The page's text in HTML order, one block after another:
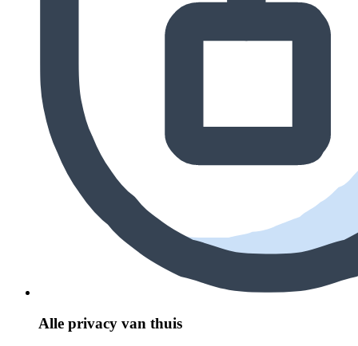
Alle privacy van thuis